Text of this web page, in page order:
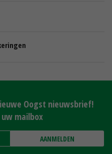
Oogst nieuwsbrief!
mailbox
AANMELDEN